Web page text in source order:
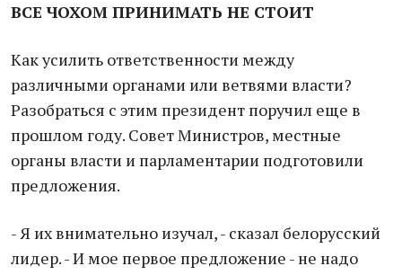
ВСЕ ЧОХОМ ПРИНИМАТЬ НЕ СТОИТ
Как усилить ответственности между
различными органами или ветвями власти?
Разобраться с этим президент поручил еще в
прошлом году. Совет Министров, местные
органы власти и парламентарии подготовили
предложения.
- Я их внимательно изучал, - сказал белорусский
лидер. - И мое первое предложение - не надо